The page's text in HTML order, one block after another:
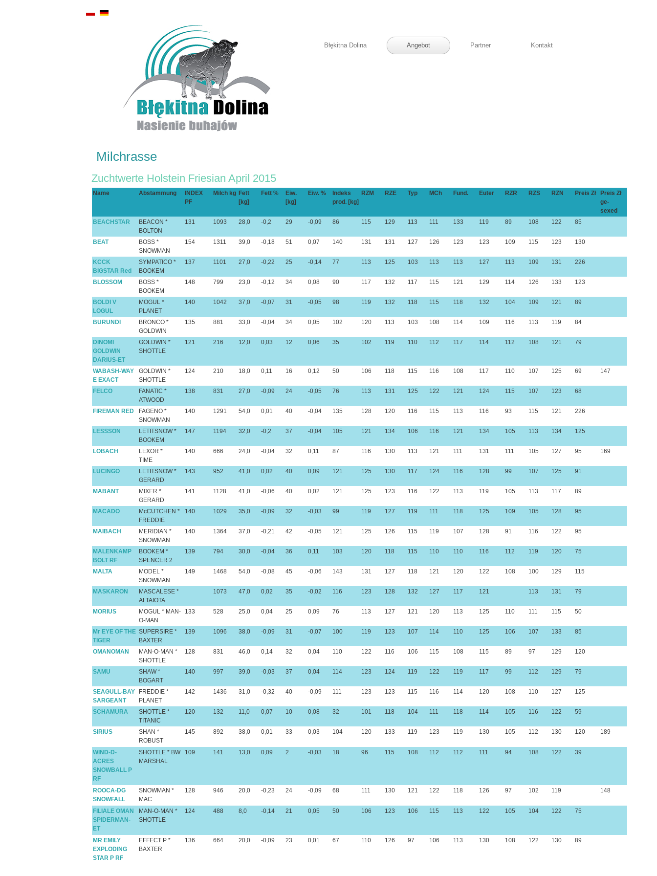
Błękitna Dolina Angebot Partner Kontakt
Milchrasse
Zuchtwerte Holstein Friesian April 2015
Name Abstammung
INDEX
PF
Milch kg Fett
[kg]
Fett %
Eiw.
[kg]
Eiw. %
Indeks
prod. [kg]
RZM RZE Typ MCh Fund. Euter RZR RZS RZN Preis Zł
Preis Zł
ge-
sexed
BEACHSTAR
BEACON *
BOLTON
131 1093 28,0 -0,2 29 -0,09 86 115 129 113 111 133 119 89 108 122 85
BEAT
BOSS *
SNOWMAN
154 1311 39,0 -0,18 51 0,07 140 131 131 127 126 123 123 109 115 123 130
KCCK
BIGSTAR Red
SYMPATICO *
BOOKEM
137 1101 27,0 -0,22 25 -0,14 77 113 125 103 113 113 127 113 109 131 226
BLOSSOM
BOSS *
BOOKEM
148 799 23,0 -0,12 34 0,08 90 117 132 117 115 121 129 114 126 133 123
BOLDI V
LOGUL
MOGUL *
PLANET
140 1042 37,0 -0,07 31 -0,05 98 119 132 118 115 118 132 104 109 121 89
BURUNDI
BRONCO *
GOLDWIN
135 881 33,0 -0,04 34 0,05 102 120 113 103 108 114 109 116 113 119 84
DINOMI
GOLDWIN
DARIUS-ET
GOLDWIN *
SHOTTLE
121 216 12,0 0,03 12 0,06 35 102 119 110 112 117 114 112 108 121 79
WABASH-WAY
E EXACT
GOLDWIN *
SHOTTLE
124 210 18,0 0,11 16 0,12 50 106 118 115 116 108 117 110 107 125 69 147
FELCO
FANATIC *
ATWOOD
138 831 27,0 -0,09 24 -0,05 76 113 131 125 122 121 124 115 107 123 68
FIREMAN RED
FAGENO *
SNOWMAN
140 1291 54,0 0,01 40 -0,04 135 128 120 116 115 113 116 93 115 121 226
LESSSON
LETITSNOW *
BOOKEM
147 1194 32,0 -0,2 37 -0,04 105 121 134 106 116 121 134 105 113 134 125
LOBACH
LEXOR *
TIME
140 666 24,0 -0,04 32 0,11 87 116 130 113 121 111 131 111 105 127 95 169
LUCINGO
LETITSNOW *
GERARD
143 952 41,0 0,02 40 0,09 121 125 130 117 124 116 128 99 107 125 91
MABANT
MIXER *
GERARD
141 1128 41,0 -0,06 40 0,02 121 125 123 116 122 113 119 105 113 117 89
MACADO
McCUTCHEN *
FREDDIE
140 1029 35,0 -0,09 32 -0,03 99 119 127 119 111 118 125 109 105 128 95
MAIBACH
MERIDIAN *
SNOWMAN
140 1364 37,0 -0,21 42 -0,05 121 125 126 115 119 107 128 91 116 122 95
MALENKAMP
BOLT RF
BOOKEM *
SPENCER 2
139 794 30,0 -0,04 36 0,11 103 120 118 115 110 110 116 112 119 120 75
MALTA
MODEL *
SNOWMAN
149 1468 54,0 -0,08 45 -0,06 143 131 127 118 121 120 122 108 100 129 115
MASKARON
MASCALESE *
ALTAIOTA
1073 47,0 0,02 35 -0,02 116 123 128 132 127 117 121 113 131 79
MORIUS
MOGUL * MAN-
O-MAN
133 528 25,0 0,04 25 0,09 76 113 127 121 120 113 125 110 111 115 50
Mr EYE OF THE
TIGER
SUPERSIRE *
BAXTER
139 1096 38,0 -0,09 31 -0,07 100 119 123 107 114 110 125 106 107 133 85
OMANOMAN
MAN-O-MAN *
SHOTTLE
128 831 46,0 0,14 32 0,04 110 122 116 106 115 108 115 89 97 129 120
SAMU
SHAW *
BOGART
140 997 39,0 -0,03 37 0,04 114 123 124 119 122 119 117 99 112 129 79
SEAGULL-BAY
SARGEANT
FREDDIE *
PLANET
142 1436 31,0 -0,32 40 -0,09 111 123 123 115 116 114 120 108 110 127 125
SCHAMURA
SHOTTLE *
TITANIC
120 132 11,0 0,07 10 0,08 32 101 118 104 111 118 114 105 116 122 59
SIRIUS
SHAN *
ROBUST
145 892 38,0 0,01 33 0,03 104 120 133 119 123 119 130 105 112 130 120 189
WIND-D-
ACRES
SNOWBALL P
RF
SHOTTLE * BW
MARSHAL
109 141 13,0 0,09 2 -0,03 18 96 115 108 112 112 111 94 108 122 39
ROOCA-DG
SNOWFALL
SNOWMAN *
MAC
128 946 20,0 -0,23 24 -0,09 68 111 130 121 122 118 126 97 102 119 148
FILIALE OMAN
SPIDERMAN-
ET
MAN-O-MAN *
SHOTTLE
124 488 8,0 -0,14 21 0,05 50 106 123 106 115 113 122 105 104 122 75
MR EMILY
EXPLODING
STAR P RF
EFFECT P *
BAXTER
136 664 20,0 -0,09 23 0,01 67 110 126 97 106 113 130 108 122 130 89